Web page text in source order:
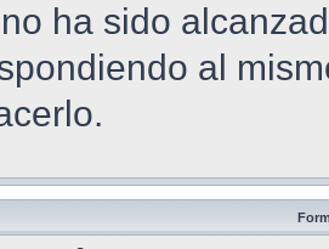
ha sido
al